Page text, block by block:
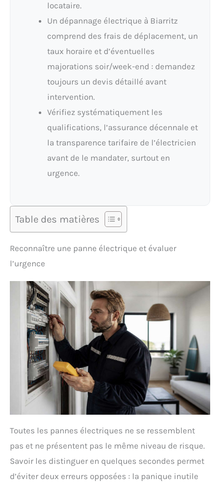
locataire.
Un dépannage électrique à Biarritz
comprend des frais de déplacement, un
taux horaire et d’éventuelles
majorations soir/week-end : demandez
toujours un devis détaillé avant
intervention.
Vérifiez systématiquement les
qualifications, l’assurance décennale et
la transparence tarifaire de l’électricien
avant de le mandater, surtout en
urgence.
Table des matières
Reconnaître une panne électrique et évaluer
l’urgence
Toutes les pannes électriques ne se ressemblent
pas et ne présentent pas le même niveau de risque.
Savoir les distinguer en quelques secondes permet
d’éviter deux erreurs opposées : la panique inutile